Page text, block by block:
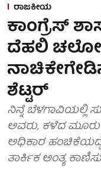
ರಾಜಕೀಯ
ಕಾಂಗ್ರೆಸ್
ದೆಹಲಿ ಚಲೋ
ಶೆಟ್ಟರ್
ನಿನ್ನೆ ಬೆಳಗಾವಿಯಲ್ಲಿ
ಅವರು, ಕಳೆದ ಮೂರು
ಅಧಿಕಾರ
ತಾರ್ಕಿಕ ಅಂತ್ಯ